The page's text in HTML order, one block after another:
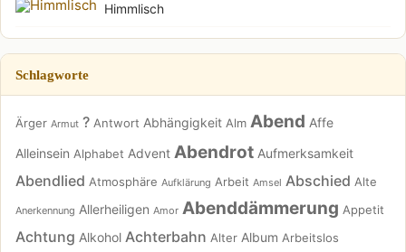
Himmlisch
Schlagworte
Ärger Armut ? Antwort Abhängigkeit Alm Abend Affe
Alleinsein Alphabet Advent Abendrot Aufmerksamkeit
Abendlied Atmosphäre Aufklärung Arbeit Amsel Abschied Alte
Anerkennung Allerheiligen Amor Abenddämmerung Appetit
Achtung Alkohol Achterbahn Alter Album Arbeitslos